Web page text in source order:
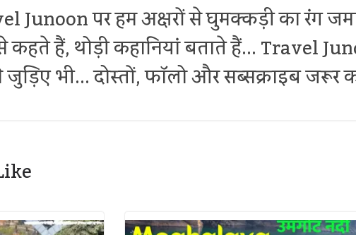
Junoon पर हम अक्षरों से घुमक्कड़ी का रंग
हैं, थोड़ी कहानियां बताते हैं... Travel
भी... दोस्तों, फॉलो और सब्सक्राइब जरूर